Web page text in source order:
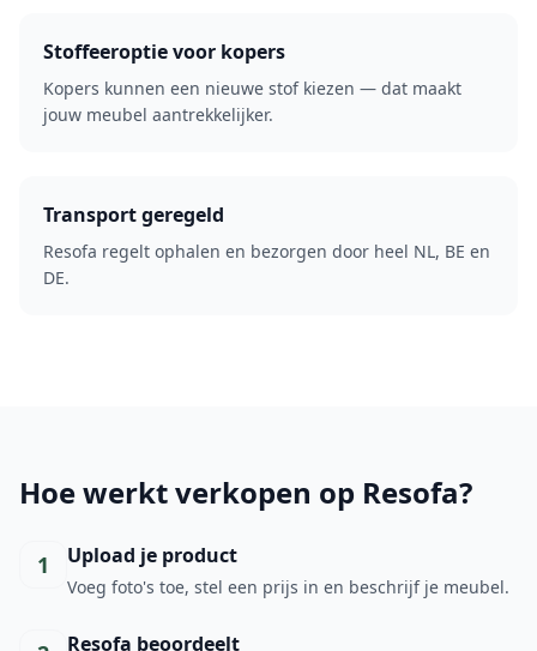
Stoffeeroptie voor kopers
Kopers kunnen een nieuwe stof kiezen — dat maakt
jouw meubel aantrekkelijker.
Transport geregeld
Resofa regelt ophalen en bezorgen door heel NL, BE en
DE.
Hoe werkt verkopen op Resofa?
1 Upload je product
Voeg foto's toe, stel een prijs in en beschrijf je meubel.
Resofa beoordeelt